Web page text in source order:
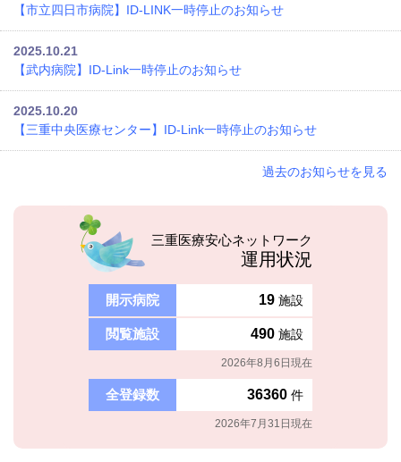
【市立四日市病院】ID-LINK一時停止のお知らせ
2025.10.21
【武内病院】ID-Link一時停止のお知らせ
2025.10.20
【三重中央医療センター】ID-Link一時停止のお知らせ
過去のお知らせを見る
三重医療安心ネットワーク
運用状況
開示病院 19 施設
閲覧施設 490 施設
2026年8月6日 現在
全登録数 36360 件
2026年7月31日 現在